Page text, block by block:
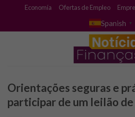
content
Economía Ofertas de Empleo
Spanish ▼
Orientações seguras e
participar de um leilão